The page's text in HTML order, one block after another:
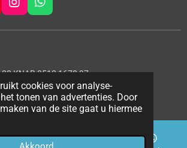
cookies voor analyse-
tonen van advertenties. Door
van de site gaat u hiermee
I
n
s
r
a
m
W
h
a
p
p
KNAB 0513 1678 97
Kunstig